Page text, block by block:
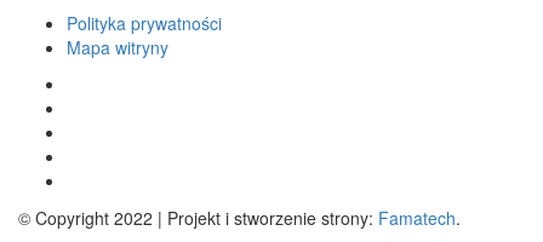
Polityka prywatności
Mapa witryny
© Copyright 2022 | Projekt i stworzenie strony: Famatech.